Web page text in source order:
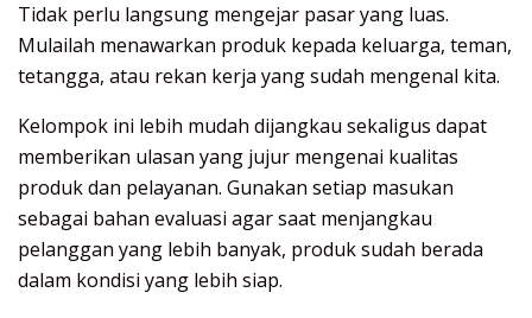
Tidak perlu langsung mengejar pasar yang luas.
Mulailah menawarkan produk kepada keluarga, teman,
tetangga, atau rekan kerja yang sudah mengenal kita.
Kelompok ini lebih mudah dijangkau sekaligus dapat
memberikan ulasan yang jujur mengenai kualitas
produk dan pelayanan. Gunakan setiap masukan
sebagai bahan evaluasi agar saat menjangkau
pelanggan yang lebih banyak, produk sudah berada
dalam kondisi yang lebih siap.